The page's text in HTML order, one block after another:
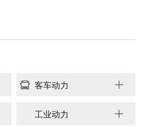
客车动力
工业动力